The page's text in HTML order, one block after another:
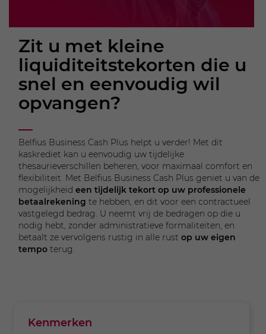
Zit u met kleine
liquiditeitstekorten die u
snel en eenvoudig wil
opvangen?
Belfius Business Cash Plus helpt u verder! Met dit
kaskrediet kan u eenvoudig uw tijdelijke
thesaurieverschillen beheren, voor maximaal comfort en
flexibiliteit. Met Belfius Business Cash Plus geniet u van de
mogelijkheid een tijdelijk tekort op uw professionele
betaalrekening te hebben, en dit voor een contractueel
vastgelegd bedrag. U neemt vrij de bedragen op die u
nodig hebt, zonder administratieve formaliteiten, en
betaalt ze vervolgens rustig in alle rust op uw eigen
tempo terug.
Kenmerken